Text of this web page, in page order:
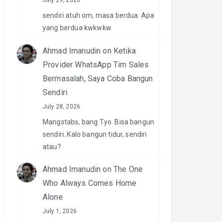
sendiri atuh om, masa berdua. Apa
yang berdua kwkwkw
Ahmad Imanudin on Ketika
Provider WhatsApp Tim Sales
Bermasalah, Saya Coba Bangun
Sendiri
July 28, 2026
Mangstabs, bang Tyo. Bisa bangun
sendiri. Kalo bangun tidur, sendiri
atau?
Ahmad Imanudin on The One
Who Always Comes Home
Alone
July 1, 2026